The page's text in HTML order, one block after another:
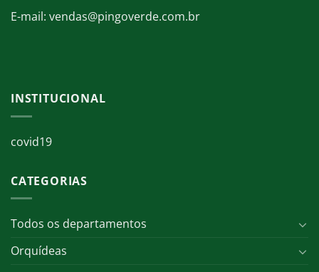
E-mail: vendas@pingoverde.com.br
INSTITUCIONAL
covid19
CATEGORIAS
Todos os departamentos
Orquídeas